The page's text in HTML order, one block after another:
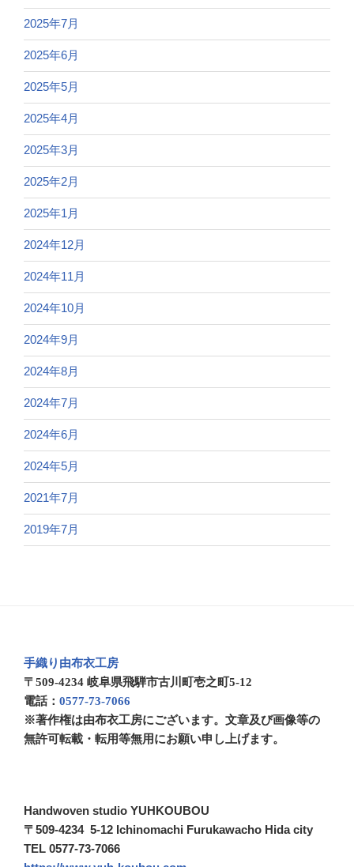
2025年7月
2025年6月
2025年5月
2025年4月
2025年3月
2025年2月
2025年1月
2024年12月
2024年11月
2024年10月
2024年9月
2024年8月
2024年7月
2024年6月
2024年5月
2021年7月
2019年7月
手織り由布衣工房
〒509-4234 岐阜県飛騨市古川町壱之町5-12
電話： 0577-73-7066
※著作権は由布衣工房にございます。文章及び画像等の
無許可転載・転用等無用にお願い申し上げます。
Handwoven studio YUHKOUBOU
〒509-4234 5-12 Ichinomachi Furukawacho Hida city
TEL 0577-73-7066